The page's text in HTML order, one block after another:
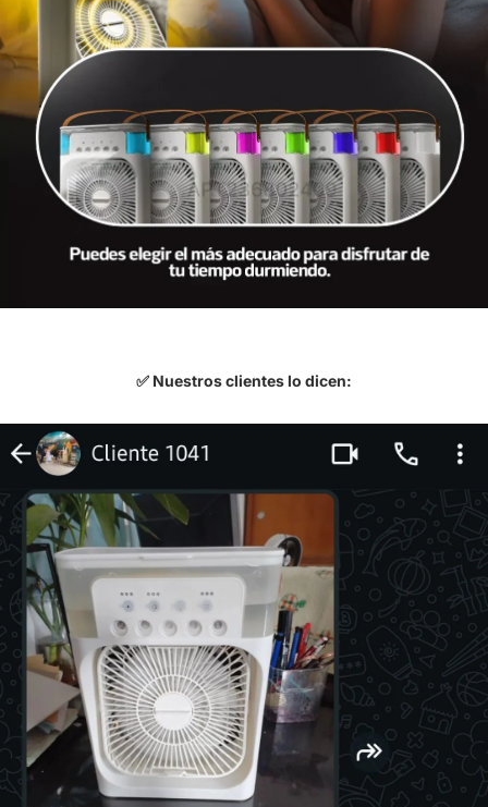
✅ Nuestros clientes lo dicen: